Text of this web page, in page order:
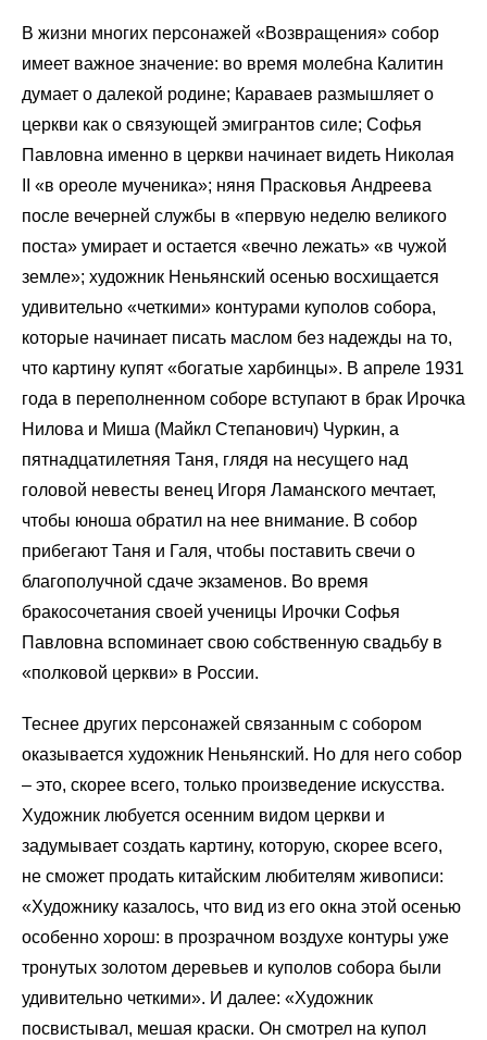
В жизни многих персонажей «Возвращения» собор
имеет важное значение: во время молебна Калитин
думает о далекой родине; Караваев размышляет о
церкви как о связующей эмигрантов силе; Софья
Павловна именно в церкви начинает видеть Николая
II «в ореоле мученика»; няня Прасковья Андреева
после вечерней службы в «первую неделю великого
поста» умирает и остается «вечно лежать» «в чужой
земле»; художник Неньянский осенью восхищается
удивительно «четкими» контурами куполов собора,
которые начинает писать маслом без надежды на то,
что картину купят «богатые харбинцы». В апреле 1931
года в переполненном соборе вступают в брак Ирочка
Нилова и Миша (Майкл Степанович) Чуркин, а
пятнадцатилетняя Таня, глядя на несущего над
головой невесты венец Игоря Ламанского мечтает,
чтобы юноша обратил на нее внимание. В собор
прибегают Таня и Галя, чтобы поставить свечи о
благополучной сдаче экзаменов. Во время
бракосочетания своей ученицы Ирочки Софья
Павловна вспоминает свою собственную свадьбу в
«полковой церкви» в России.
Теснее других персонажей связанным с собором
оказывается художник Неньянский. Но для него собор
– это, скорее всего, только произведение искусства.
Художник любуется осенним видом церкви и
задумывает создать картину, которую, скорее всего,
не сможет продать китайским любителям живописи:
«Художнику казалось, что вид из его окна этой осенью
особенно хорош: в прозрачном воздухе контуры уже
тронутых золотом деревьев и куполов собора были
удивительно четкими». И далее: «Художник
посвистывал, мешая краски. Он смотрел на купол